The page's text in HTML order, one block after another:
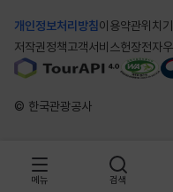
개인정보처리방침이용약관위치
저작권정책고객서비스헌장전자
© 한국관광공사
메뉴 검색